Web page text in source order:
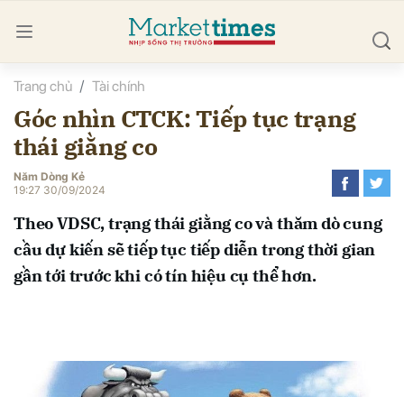
Trang chủ Tài chính
Góc nhìn CTCK: Tiếp tục trạng
thái giằng co
Năm Dòng Kẻ
19:27 30/09/2024
Theo VDSC, trạng thái giằng co và thăm dò cung
cầu dự kiến sẽ tiếp tục tiếp diễn trong thời gian
gần tới trước khi có tín hiệu cụ thể hơn.
luận